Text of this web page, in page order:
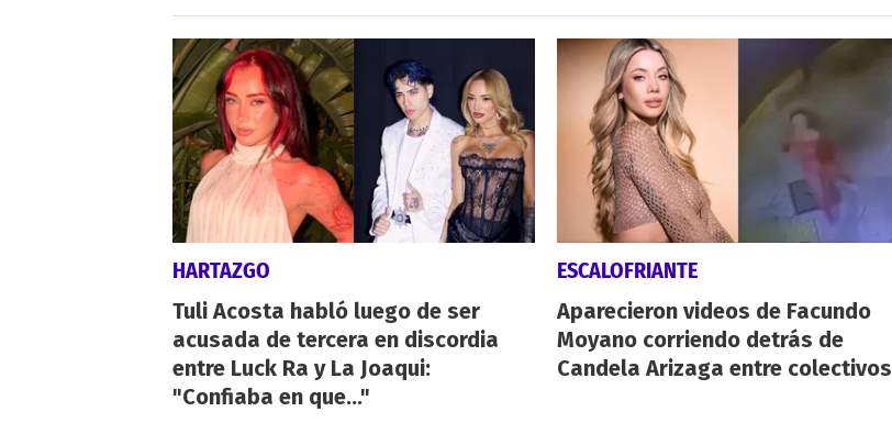
HARTAZGO
Tuli Acosta habló luego de ser
acusada de tercera en discordia
entre Luck Ra y La Joaqui:
"Confiaba en que..."
ESCALOFRIANTE
Aparecieron videos de Facundo
Moyano corriendo detrás de
Candela Arizaga entre colectivos